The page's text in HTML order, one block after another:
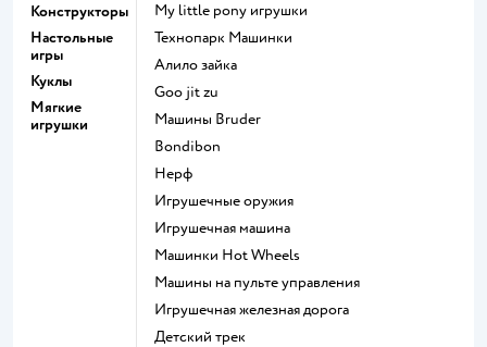
Конструкторы
Настольные
игры
Куклы
Мягкие
игрушки
my little pony игрушки
Технопарк Машинки
Алило зайка
Goo jit zu
Машины Bruder
Bondibon
Нерф
Игрушечные оружия
Игрушечная машина
Машинки Hot Wheels
Машины на пульте управления
Игрушечная железная дорога
Детский трек